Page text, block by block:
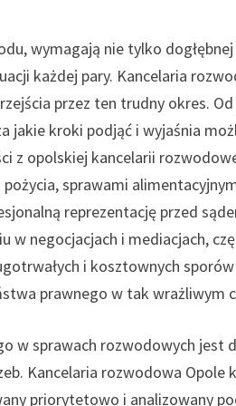
wymagają nie tylko
każdej pary. Kancelaria
przez ten trudny okres.
jakie kroki podjąć i wyjaśnia
z opolskiej kancelarii
sprawami
reprezentację przed
w negocjacjach i mediacjach,
i kosztownych
prawnego w tak wrażliwym
w sprawach rozwodowych jest
Kancelaria rozwodowa Opole
priorytetowo i analizowany